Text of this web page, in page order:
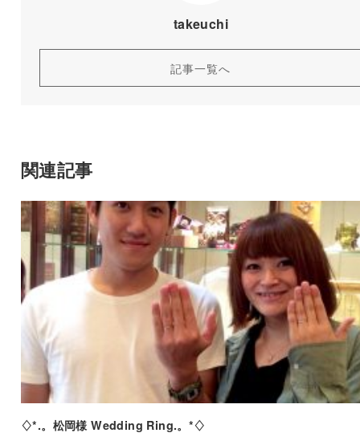
takeuchi
記事一覧へ
関連記事
♢*.。松岡様 Wedding Ring.。*♢